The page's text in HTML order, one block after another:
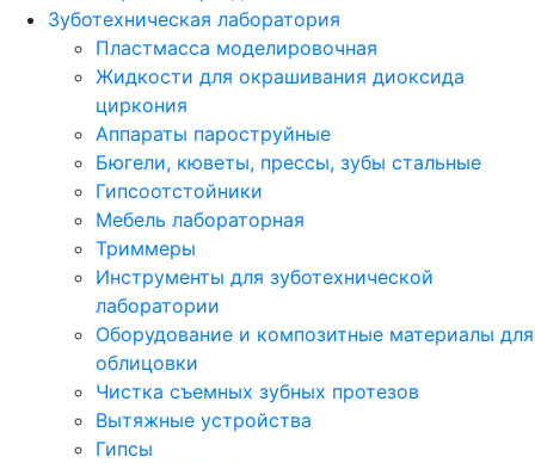
Зуботехническая лаборатория
Пластмасса моделировочная
Жидкости для окрашивания диоксида
циркония
Аппараты пароструйные
Бюгели, кюветы, прессы, зубы стальные
Гипсоотстойники
Мебель лабораторная
Триммеры
Инструменты для зуботехнической
лаборатории
Оборудование и композитные материалы для
облицовки
Чистка съемных зубных протезов
Вытяжные устройства
Гипсы